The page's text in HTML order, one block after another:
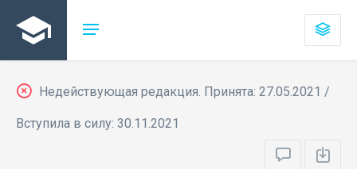
Недействующая редакция. Принята: 27.05.2021 /
Вступила в силу: 30.11.2021